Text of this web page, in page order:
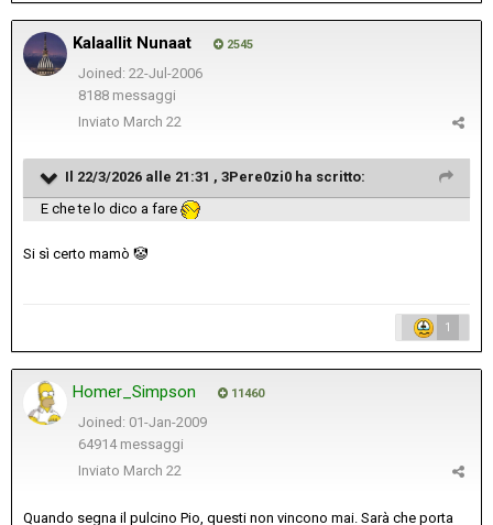
Kalaallit Nunaat 2545
Joined: 22-Jul-2006
8188 messaggi
Inviato March 22
Il 22/3/2026 alle 21:31 , 3Pere0zi0 ha scritto:
E che te lo dico a fare
Si sì certo mamò 🤡
1
Homer_Simpson 11460
Joined: 01-Jan-2009
64914 messaggi
Inviato March 22
Quando segna il pulcino Pio, questi non vincono mai. Sarà che porta